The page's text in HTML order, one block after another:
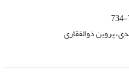
پروین ذوالفقاری